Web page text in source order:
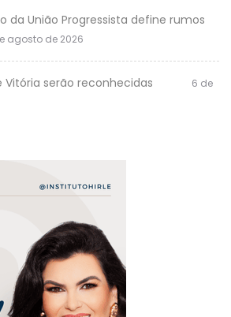
da União Progressista define rumos
agosto de 2026
Vitória serão reconhecidas
6 de